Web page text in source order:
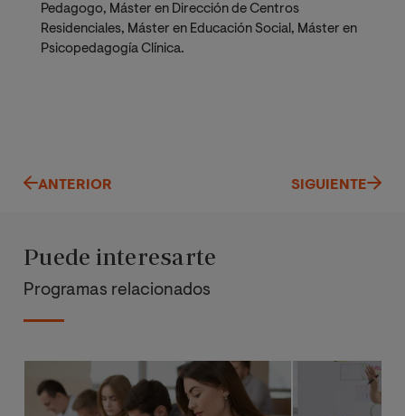
Pedagogo, Máster en Dirección de Centros
Residenciales, Máster en Educación Social, Máster en
Psicopedagogía Clínica.
ANTERIOR SIGUIENTE
Puede interesarte
Programas relacionados